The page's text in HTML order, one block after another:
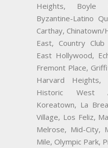
Heights, Boyle
Byzantine-Latino
Carthay,
East, Country
East Hollywood,
Fremont Place,
Harvard Heights,
Historic West
Koreatown, La
Village, Los Feliz,
Melrose, Mid-City,
Mile, Olympic Park,